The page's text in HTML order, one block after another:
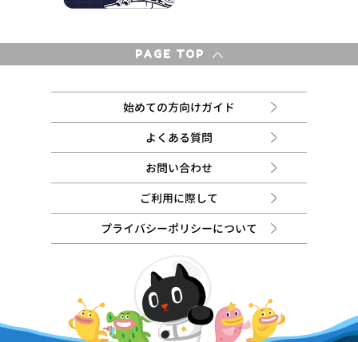
PAGE TOP
始めての方向けガイド
よくある質問
お問い合わせ
ご利用に際して
プライバシーポリシーについて